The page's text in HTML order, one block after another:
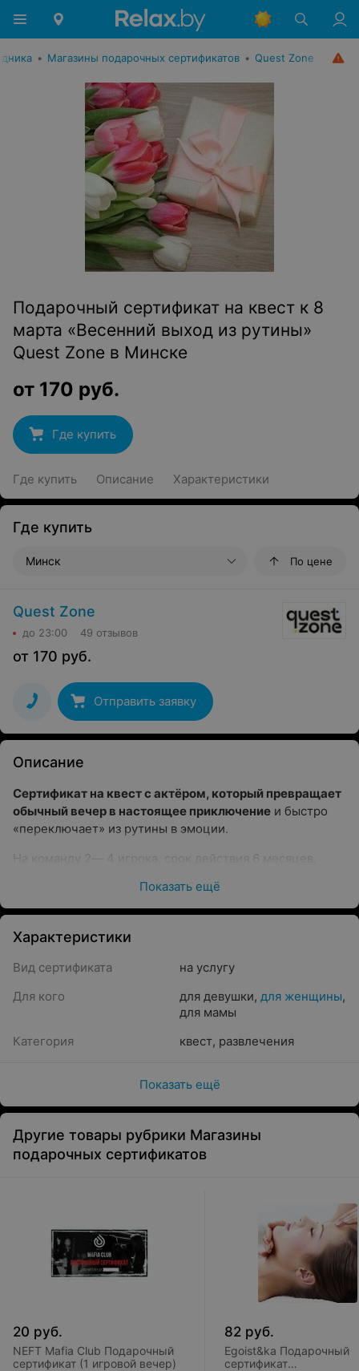
• Магазины подарочных сертификатов • Quest Zone
Подарочный сертификат на квест к 8
марта «Весенний выход из рутины»
Quest Zone в Минске
от 170 руб.
Где купить
Где купить Описание Характеристики
Где купить
Минск По цене
Quest Zone
до 23:00 49 отзывов
от 170 руб.
Отправить заявку
Описание
Сертификат на квест с актёром, который превращает
обычный вечер в настоящее приключение и быстро
«переключает» из рутины в эмоции.
На команду 2
4 игрока, срок действия 6 месяцев,
выбираете удобные для вас день и время.
день, до 4 игроков
Сертификат «Весенний выход из рутины», любой
Сертификат «Весенний выход из рутины», любой
Показать ещё
Характеристики
Вид сертификата
на услугу
Для кого
для девушки, для женщины,
для мамы
Категория
квест, развлечения
Показать ещё
Другие товары рубрики Магазины
подарочных сертификатов
20 руб.
NEFT Mafia Club Подарочный
сертификат (1 игровой вечер)
82 руб.
Egoist&ka Подарочный
сертификат